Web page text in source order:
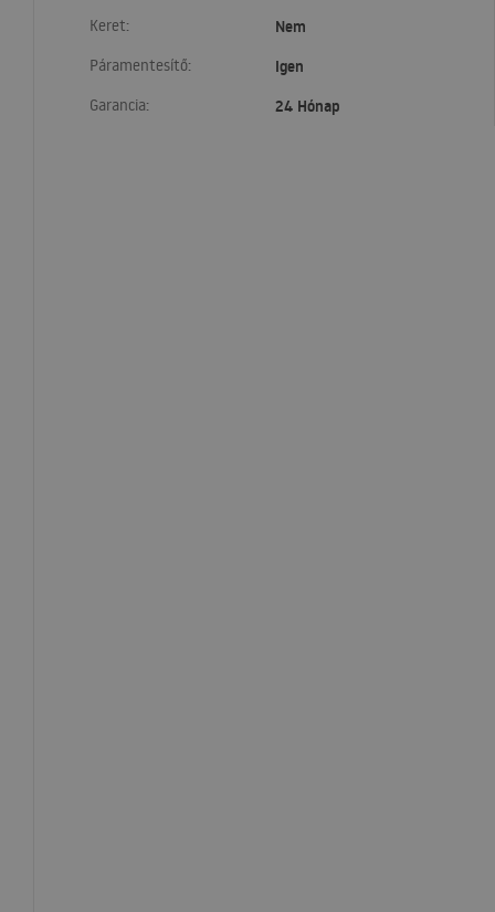
Keret: Nem
Páramentesítő: Igen
Garancia: 24 Hónap